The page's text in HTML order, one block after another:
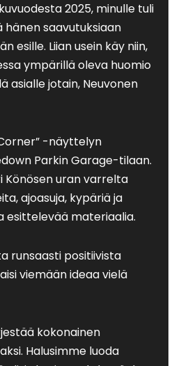
2025, minulle tuli
saavutuksiaan
esille. Liian usein käy niin,
ympärillä oleva huomio
asialle jotain, Neuvonen
-näyttelyn
Parkin Garage-tilaan.
uran varrelta
ajoasuja, kypäriä ja
esittelevää materiaalia.
runsaasti positiivista
viemään ideaa vielä
kokonainen
Halusimme luoda